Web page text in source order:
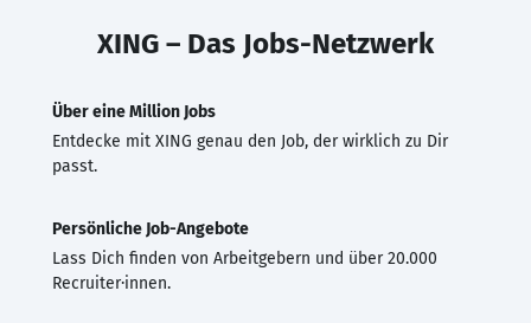
XING – Das Jobs-Netzwerk
Über eine Million Jobs
Entdecke mit XING genau den Job, der wirklich zu Dir
passt.
Persönliche Job-Angebote
Lass Dich finden von Arbeitgebern und über 20.000
Recruiter·innen.